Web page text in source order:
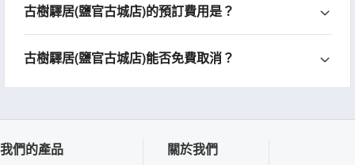
古樹驛居(鹽官古城店)的預訂費用是？
古樹驛居(鹽官古城店)能否免費取消？
我們的產品 關於我們